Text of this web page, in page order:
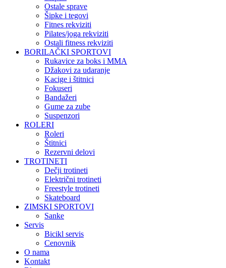
Ostale sprave
Šipke i tegovi
Fitnes rekviziti
Pilates/joga rekviziti
Ostali fitness rekviziti
BORILAČKI SPORTOVI
Rukavice za boks i MMA
Džakovi za udaranje
Kacige i štitnici
Fokuseri
Bandažeri
Gume za zube
Suspenzori
ROLERI
Roleri
Štitnici
Rezervni delovi
TROTINETI
Dečji trotineti
Električni trotineti
Freestyle trotineti
Skateboard
ZIMSKI SPORTOVI
Sanke
Servis
Bicikl servis
Cenovnik
O nama
Kontakt